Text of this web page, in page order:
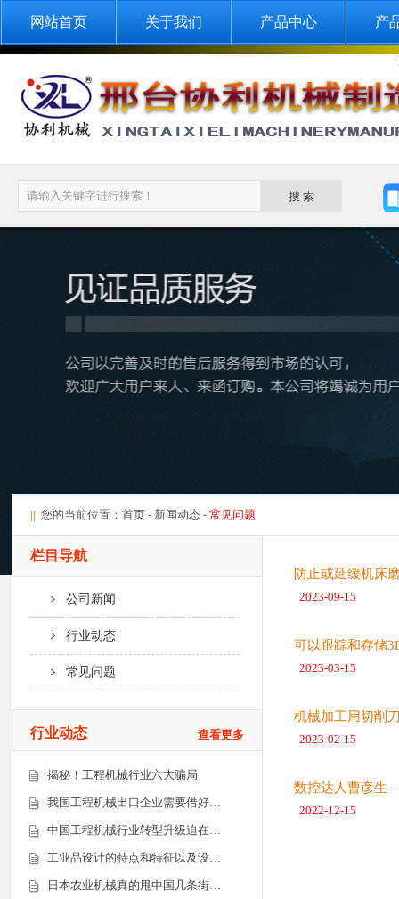
网站首页 关于我们 产品中心 产
|| 您的当前位置： 首页- 新闻动态 - 常见问题
栏目导航
公司新闻
行业动态
常见问题
行业动态 查看更多
揭秘！工程机械行业六大骗局
我国工程机械出口企业需要借好…
中国工程机械行业转型升级迫在…
工业品设计的特点和特征以及设…
日本农业机械真的甩中国几条街…
防止或延缓机床
2023-09-15
可以跟踪和存储
2023-03-15
机械加工用切削
2023-02-15
数控达人曹彦生
2022-12-15